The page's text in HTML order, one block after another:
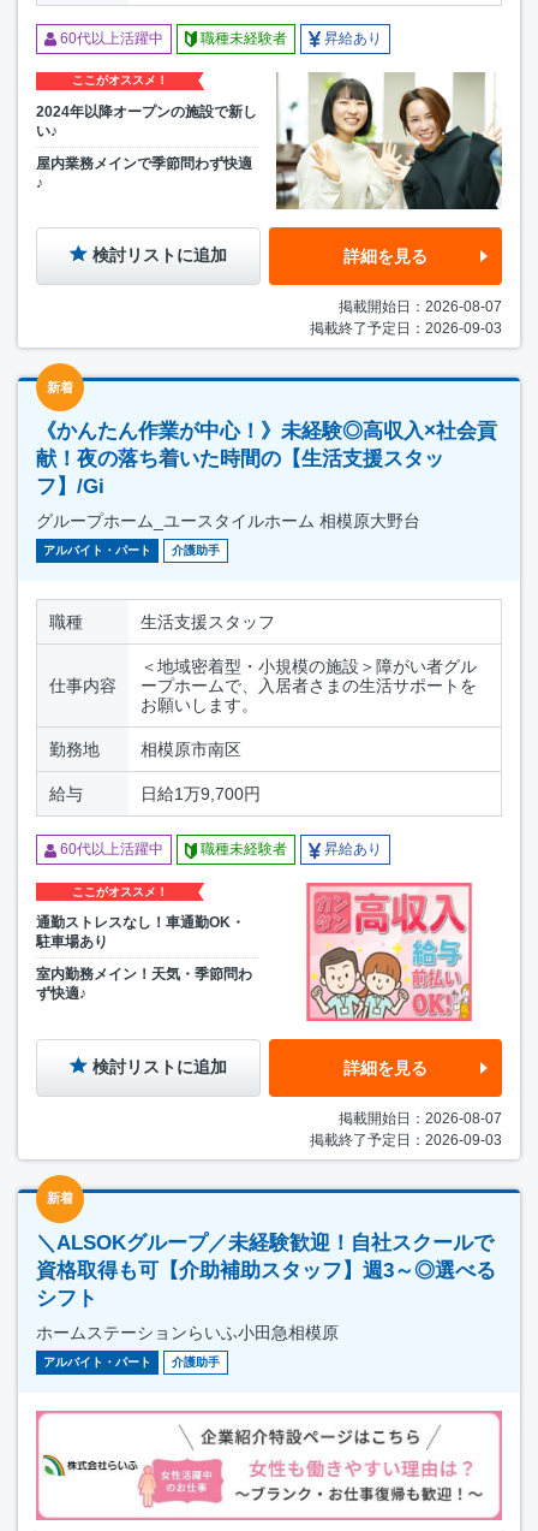
60代以上活躍中 職種未経験者 昇給あり
ここがオススメ！
2024年以降オープンの施設で新し
い♪
屋内業務メインで季節問わず快適
♪
検討リストに追加 詳細を見る
掲載開始日：2026-08-07
掲載終了予定日：2026-09-03
新着
《かんたん作業が中心！》未経験◎高収入×社会貢
献！夜の落ち着いた時間の【生活支援スタッ
フ】/Gi
グループホーム_ユースタイルホーム 相模原大野台
アルバイト・パート 介護助手
職種 生活支援スタッフ
仕事内容
＜地域密着型・小規模の施設＞障がい者グル
ープホームで、入居者さまの生活サポートを
お願いします。
勤務地 相模原市南区
給与 日給1万9,700円
60代以上活躍中 職種未経験者 昇給あり
ここがオススメ！
通勤ストレスなし！車通勤OK・
駐車場あり
室内勤務メイン！天気・季節問わ
ず快適♪
検討リストに追加 詳細を見る
掲載開始日：2026-08-07
掲載終了予定日：2026-09-03
新着
＼ALSOKグループ／未経験歓迎！自社スクールで
資格取得も可【介助補助スタッフ】週3～◎選べる
シフト
ホームステーションらいふ小田急相模原
アルバイト・パート 介護助手